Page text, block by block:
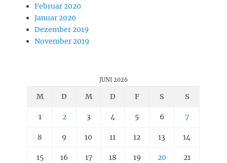
Februar 2020
Januar 2020
Dezember 2019
November 2019
JUNI 2026
M D M D F S S
1 2 3 4 5 6 7
8 9 10 11 12 13 14
15 16 17 18 19 20 21